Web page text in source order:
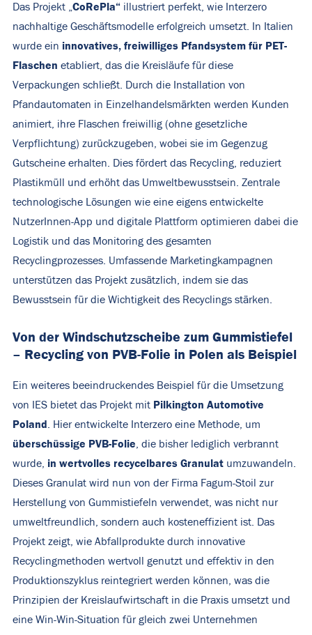
Das Projekt „ CoRePla“ illustriert perfekt, wie Interzero
nachhaltige Geschäftsmodelle erfolgreich umsetzt. In Italien
wurde ein innovatives, freiwilliges Pfandsystem für PET-
Flaschen etabliert, das die Kreisläufe für diese
Verpackungen schließt. Durch die Installation von
Pfandautomaten in Einzelhandelsmärkten werden Kunden
animiert, ihre Flaschen freiwillig (ohne gesetzliche
Verpflichtung) zurückzugeben, wobei sie im Gegenzug
Gutscheine erhalten. Dies fördert das Recycling, reduziert
Plastikmüll und erhöht das Umweltbewusstsein. Zentrale
technologische Lösungen wie eine eigens entwickelte
NutzerInnen-App und digitale Plattform optimieren dabei die
Logistik und das Monitoring des gesamten
Recyclingprozesses. Umfassende Marketingkampagnen
unterstützen das Projekt zusätzlich, indem sie das
Bewusstsein für die Wichtigkeit des Recyclings stärken.
Von der Windschutzscheibe zum Gummistiefel
– Recycling von PVB-Folie in Polen als Beispiel
Ein weiteres beeindruckendes Beispiel für die Umsetzung
von IES bietet das Projekt mit Pilkington Automotive
Poland . Hier entwickelte Interzero eine Methode, um
überschüssige PVB-Folie , die bisher lediglich verbrannt
wurde, in wertvolles recycelbares Granulat umzuwandeln.
Dieses Granulat wird nun von der Firma Fagum-Stoil zur
Herstellung von Gummistiefeln verwendet, was nicht nur
umweltfreundlich, sondern auch kosteneffizient ist. Das
Projekt zeigt, wie Abfallprodukte durch innovative
Recyclingmethoden wertvoll genutzt und effektiv in den
Produktionszyklus reintegriert werden können, was die
Prinzipien der Kreislaufwirtschaft in die Praxis umsetzt und
eine Win-Win-Situation für gleich zwei Unternehmen